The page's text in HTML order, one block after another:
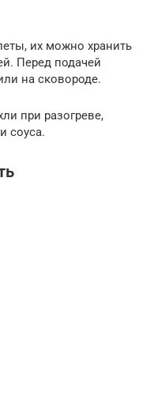
их можно хранить
Перед подачей
на сковороде.
при разогреве,
соуса.